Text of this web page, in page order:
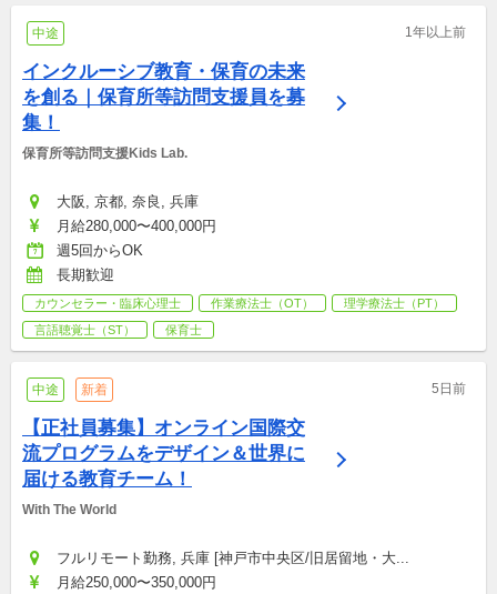
中途 1年以上前
インクルーシブ教育・保育の未来
を創る｜保育所等訪問支援員を募
集！
保育所等訪問支援Kids Lab.
大阪, 京都, 奈良, 兵庫
月給280,000〜400,000円
週5回からOK
長期歓迎
カウンセラー・臨床心理士 作業療法士（OT）
理学療法士（PT）
言語聴覚士（ST）
保育士
中途 新着 5日前
【正社員募集】オンライン国際交
流プログラムをデザイン＆世界に
届ける教育チーム！
With The World
フルリモート勤務, 兵庫 [神戸市中央区/旧居留地・大...
月給250,000〜350,000円